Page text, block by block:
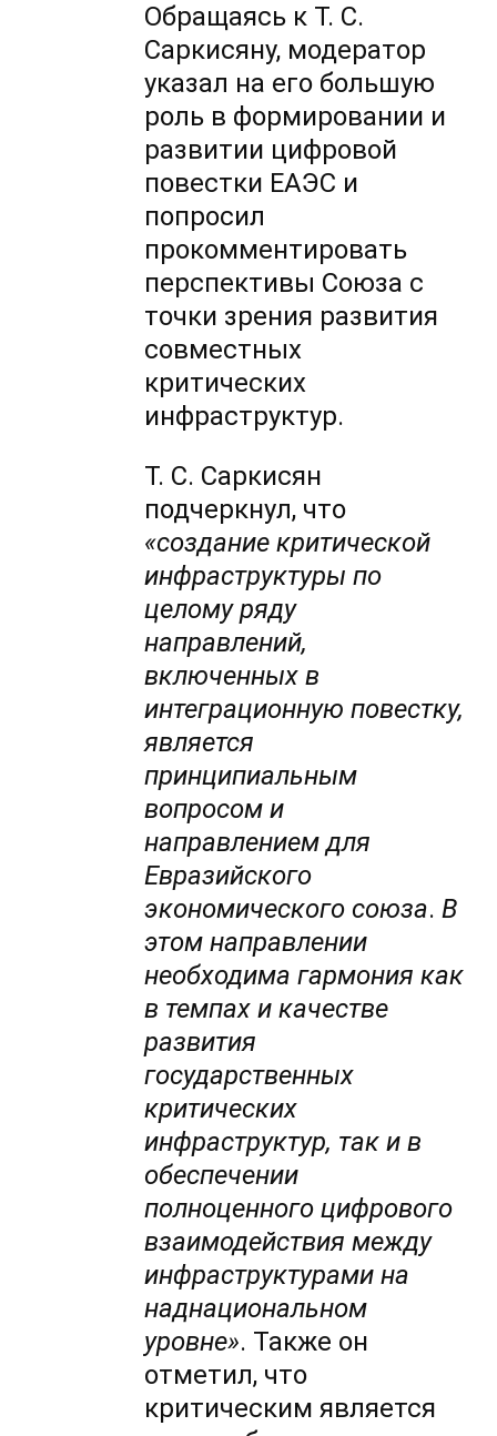
Обращаясь к Т. С.
Саркисяну, модератор
указал на его большую
роль в формировании и
развитии цифровой
повестки ЕАЭС и
попросил
прокомментировать
перспективы Союза с
точки зрения развития
совместных
критических
инфраструктур.
Т. С. Саркисян
подчеркнул, что
«создание критической
инфраструктуры по
целому ряду
направлений,
включенных в
интеграционную повестку,
является
принципиальным
вопросом и
направлением для
Евразийского
экономического союза.В
этом направлении
необходима гармония как
в темпах и качестве
развития
государственных
критических
инфраструктур, так и в
обеспечении
полноценного цифрового
взаимодействия между
инфраструктурами на
наднациональном
уровне». Также он
отметил, что
критическим является